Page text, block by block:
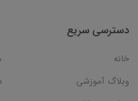
دسترسی سریع
خانه
وبلاگ آموزشی